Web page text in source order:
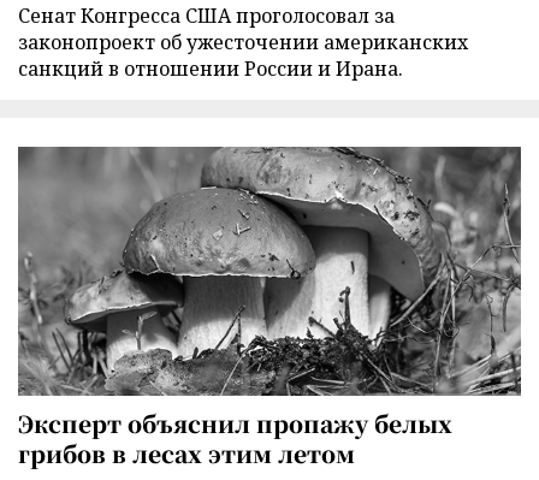
Сенат Конгресса США проголосовал за
законопроект об ужесточении американских
санкций в отношении России и Ирана.
Эксперт объяснил пропажу белых
грибов в лесах этим летом